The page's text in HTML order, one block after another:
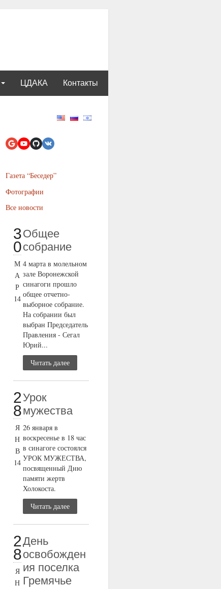
ЦДАКА Контакты
Газета “Беседер”
Фотографии
Все новости
3
0
М
А
Р
14
Общее
собрание
4 марта в молельном
зале Воронежской
синагоги прошло
общее отчетно-
выборное собрание.
На собрании был
выбран Председатель
Правления - Сегал
Юрий...
Читать далее
2
8
Я
Н
В
14
Урок
мужества
26 января в
воскресенье в 18 час
в синагоге состоялся
УРОК МУЖЕСТВА,
посвященный Дню
памяти жертв
Холокоста.
Читать далее
2
8
Я
Н
День
освобожден
ия поселка
Гремячье